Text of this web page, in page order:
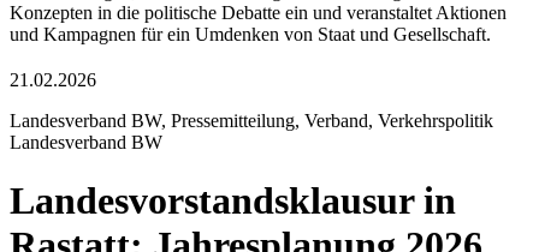
Konzepten in die politische Debatte ein und veranstaltet Aktionen
und Kampagnen für ein Umdenken von Staat und Gesellschaft.
21.02.2026
Landesverband BW, Pressemitteilung, Verband, Verkehrspolitik
Landesverband BW
Landesvorstandsklausur in